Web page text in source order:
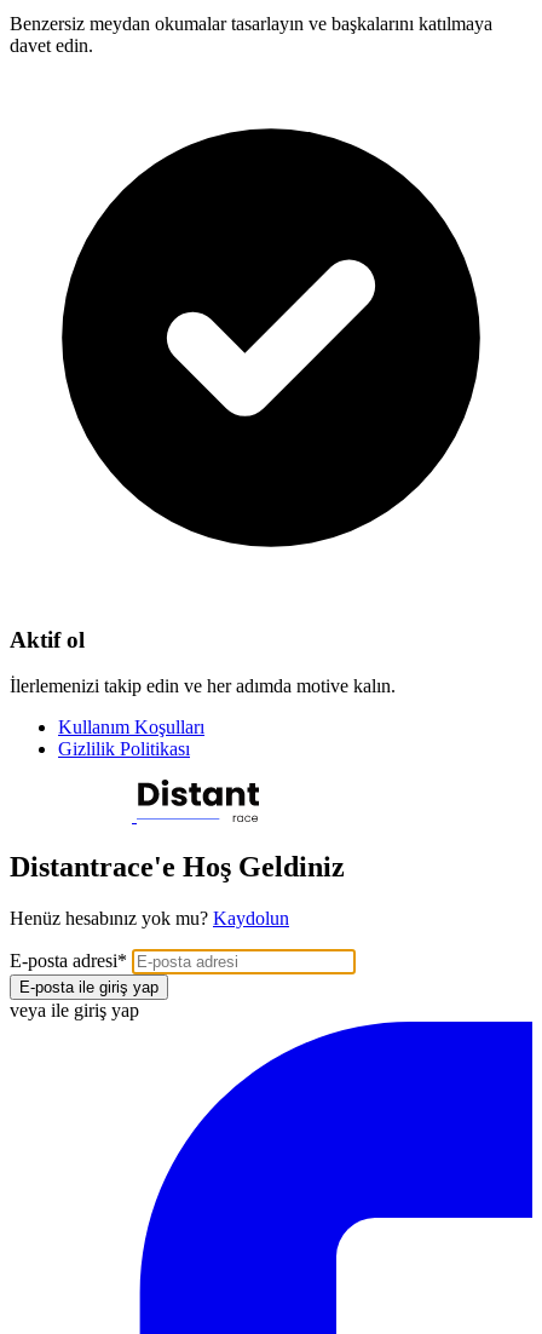
Benzersiz meydan okumalar tasarlayın ve başkalarını katılmaya
davet edin.
Aktif ol
İlerlemenizi takip edin ve her adımda motive kalın.
Kullanım Koşulları
Gizlilik Politikası
Distantrace'e Hoş Geldiniz
Henüz hesabınız yok mu? Kaydolun
E-posta adresi*
E-posta ile giriş yap
veya ile giriş yap